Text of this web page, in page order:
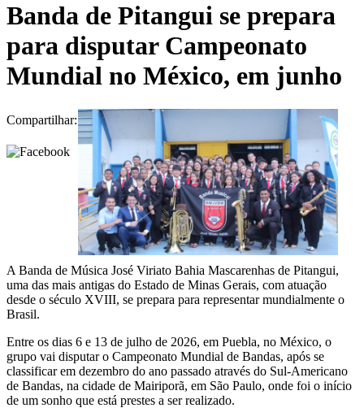
Banda de Pitangui se prepara
para disputar Campeonato
Mundial no México, em junho
Compartilhar:
A Banda de Música José Viriato Bahia Mascarenhas de Pitangui,
uma das mais antigas do Estado de Minas Gerais, com atuação
desde o século XVIII, se prepara para representar mundialmente o
Brasil.
Entre os dias 6 e 13 de julho de 2026, em Puebla, no México, o
grupo vai disputar o Campeonato Mundial de Bandas, após se
classificar em dezembro do ano passado através do Sul-Americano
de Bandas, na cidade de Mairiporã, em São Paulo, onde foi o início
de um sonho que está prestes a ser realizado.